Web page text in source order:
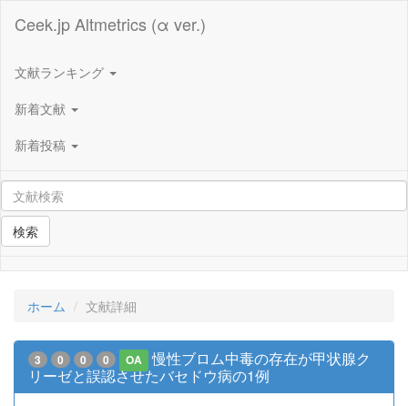
Ceek.jp Altmetrics (α ver.)
文献ランキング
新着文献
新着投稿
検索
ホーム 文献詳細
3 0 0 0 OA
慢性ブロム中毒の存在が甲状腺ク
リーゼと誤認させたバセドウ病の1例